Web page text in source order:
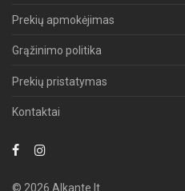
Prekių apmokėjimas
Grąžinimo politika
Prekių pristatymas
Kontaktai
© 2026 Alkante.lt